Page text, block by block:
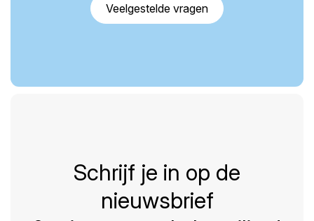
Veelgestelde vragen
Schrijf je in op de
nieuwsbrief